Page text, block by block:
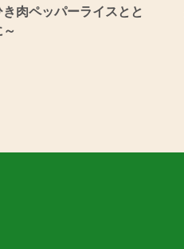
き肉ペッパーライスとと
～